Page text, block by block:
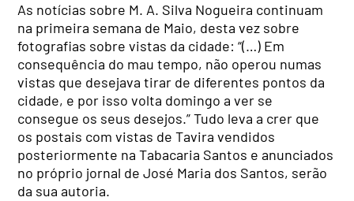
As notícias sobre M. A. Silva Nogueira continuam
na primeira semana de Maio, desta vez sobre
fotografias sobre vistas da cidade: “(…) Em
consequência do mau tempo, não operou numas
vistas que desejava tirar de diferentes pontos da
cidade, e por isso volta domingo a ver se
consegue os seus desejos.” Tudo leva a crer que
os postais com vistas de Tavira vendidos
posteriormente na Tabacaria Santos e anunciados
no próprio jornal de José Maria dos Santos, serão
da sua autoria.